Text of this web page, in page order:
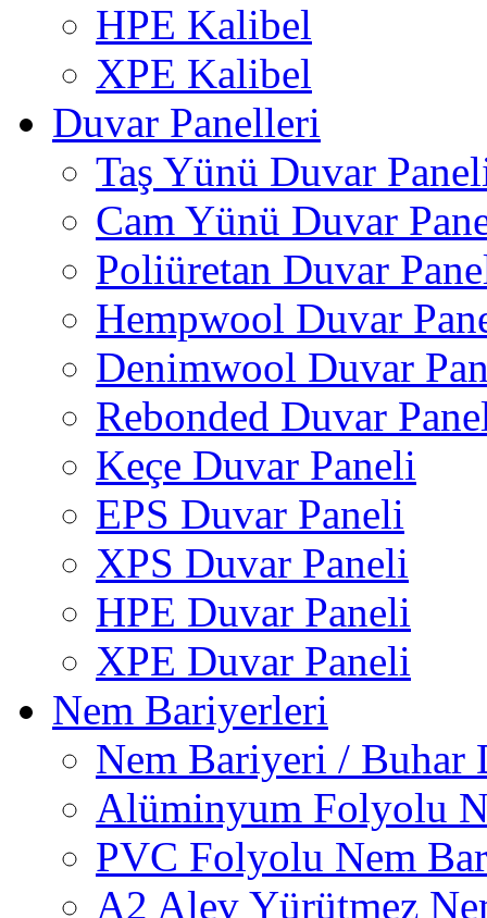
HPE Kalibel
XPE Kalibel
Duvar Panelleri
Taş Yünü Duvar
Cam Yünü Duvar
Poliüretan Duvar
Hempwool Duvar
Denimwool Duvar
Rebonded Duvar
Keçe Duvar Paneli
EPS Duvar Paneli
XPS Duvar Paneli
HPE Duvar Paneli
XPE Duvar Paneli
Nem Bariyerleri
Nem Bariyeri / Buhar
Alüminyum Folyolu
PVC Folyolu Nem
A2 Alev Yürütmez